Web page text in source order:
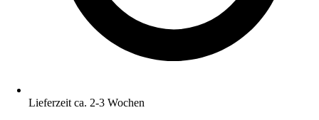
Lieferzeit ca. 2-3 Wochen